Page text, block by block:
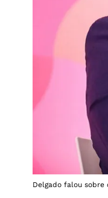
Delgado falou sobre